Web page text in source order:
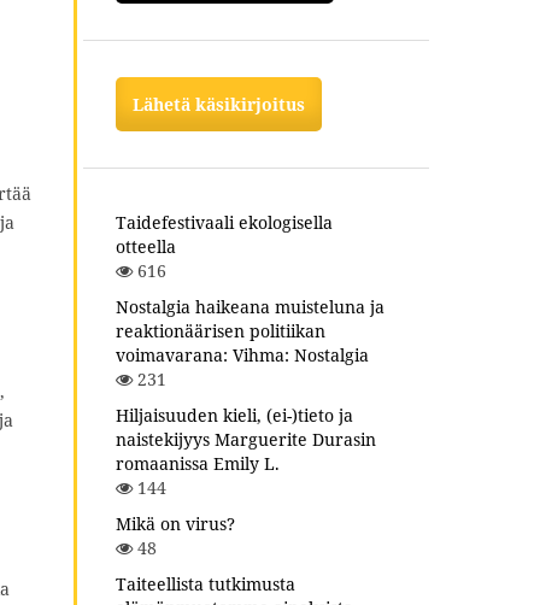
Lähetä käsikirjoitus
Taidefestivaali ekologisella
otteella
616
Nostalgia haikeana muisteluna ja
reaktionäärisen politiikan
voimavarana: Vihma: Nostalgia
231
Hiljaisuuden kieli, (ei-)tieto ja
naistekijyys Marguerite Durasin
romaanissa Emily L.
144
Mikä on virus?
48
Taiteellista tutkimusta